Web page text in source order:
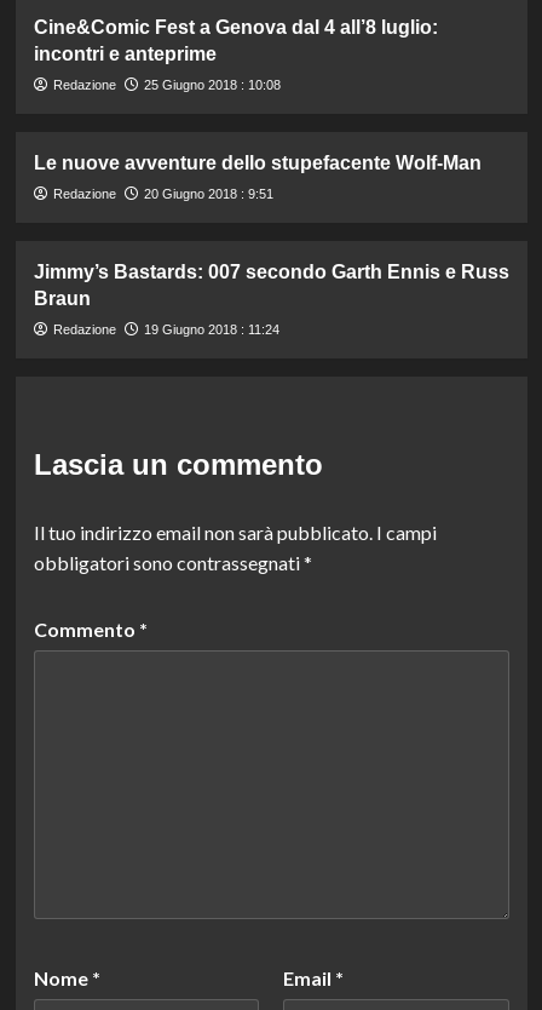
Cine&Comic Fest a Genova dal 4 all’8 luglio:
incontri e anteprime
Redazione 25 Giugno 2018 : 10:08
Le nuove avventure dello stupefacente Wolf-Man
Redazione 20 Giugno 2018 : 9:51
Jimmy’s Bastards: 007 secondo Garth Ennis e Russ
Braun
Redazione 19 Giugno 2018 : 11:24
Lascia un commento
Il tuo indirizzo email non sarà pubblicato. I campi
obbligatori sono contrassegnati*
Commento *
Nome * Email *